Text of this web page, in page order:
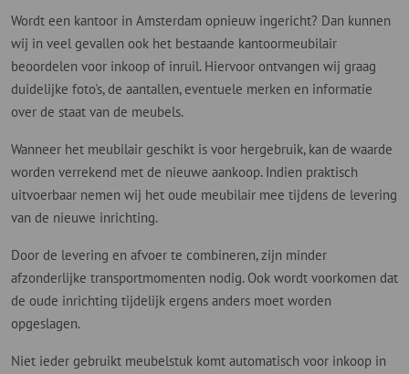
Wordt een kantoor in Amsterdam opnieuw ingericht? Dan kunnen
wij in veel gevallen ook het bestaande kantoormeubilair
beoordelen voor inkoop of inruil. Hiervoor ontvangen wij graag
duidelijke foto's, de aantallen, eventuele merken en informatie
over de staat van de meubels.
Wanneer het meubilair geschikt is voor hergebruik, kan de waarde
worden verrekend met de nieuwe aankoop. Indien praktisch
uitvoerbaar nemen wij het oude meubilair mee tijdens de levering
van de nieuwe inrichting.
Door de levering en afvoer te combineren, zijn minder
afzonderlijke transportmomenten nodig. Ook wordt voorkomen dat
de oude inrichting tijdelijk ergens anders moet worden
opgeslagen.
Niet ieder gebruikt meubelstuk komt automatisch voor inkoop in